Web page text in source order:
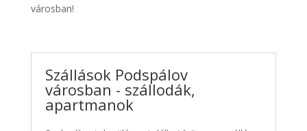
városban!
Szállások Podspálov
városban - szállodák,
apartmanok